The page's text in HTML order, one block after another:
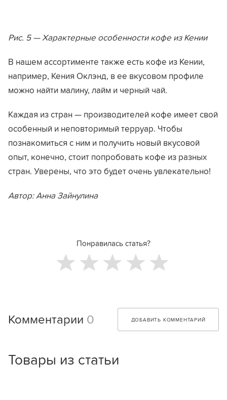
Рис. 5 — Характерные особенности кофе из Кении
В нашем ассортименте также есть кофе из Кении,
например, Кения Оклэнд, в ее вкусовом профиле
можно найти малину, лайм и черный чай.
Каждая из стран — производителей кофе имеет свой
особенный и неповторимый терруар. Чтобы
познакомиться с ним и получить новый вкусовой
опыт, конечно, стоит попробовать кофе из разных
стран. Уверены, что это будет очень увлекательно!
Автор: Анна Зайнулина
Понравилась статья?
Комментарии 0 ДОБАВИТЬ КОММЕНТАРИЙ
Товары из статьи